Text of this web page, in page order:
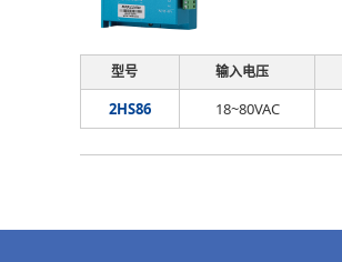
型号 输入电压
2HS86 18~80VAC